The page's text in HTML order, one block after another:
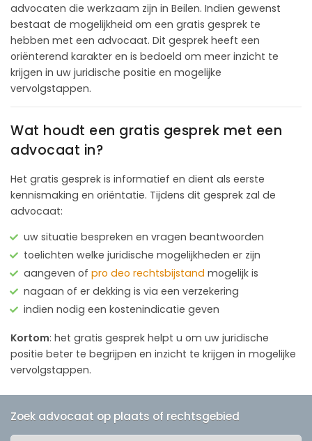
advocaten die werkzaam zijn in Beilen. Indien gewenst
bestaat de mogelijkheid om een gratis gesprek te
hebben met een advocaat. Dit gesprek heeft een
oriënterend karakter en is bedoeld om meer inzicht te
krijgen in uw juridische positie en mogelijke
vervolgstappen.
Wat houdt een gratis gesprek met een
advocaat in?
Het gratis gesprek is informatief en dient als eerste
kennismaking en oriëntatie. Tijdens dit gesprek zal de
advocaat:
uw situatie bespreken en vragen beantwoorden
toelichten welke juridische mogelijkheden er zijn
aangeven of pro deo rechtsbijstand mogelijk is
nagaan of er dekking is via een verzekering
indien nodig een kostenindicatie geven
Kortom: het gratis gesprek helpt u om uw juridische
positie beter te begrijpen en inzicht te krijgen in mogelijke
vervolgstappen.
Zoek advocaat op plaats of rechtsgebied